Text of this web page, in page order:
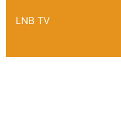
LNB TV